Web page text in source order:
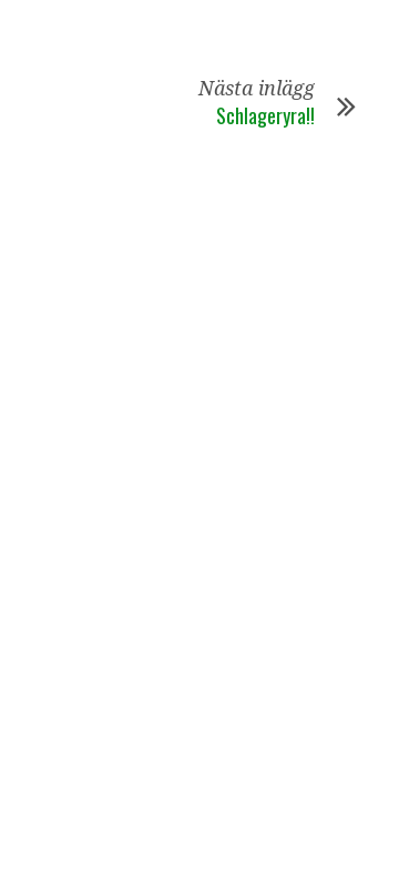
Nästa inlägg
Schlageryra!!